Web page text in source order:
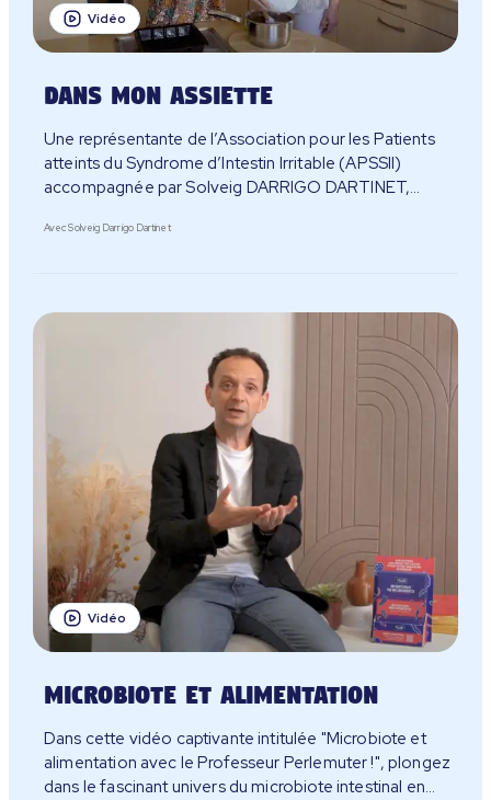
Vidéo
Dans mon assiette
Une représentante de l’Association pour les Patients
atteints du Syndrome d’Intestin Irritable (APSSII)
accompagnée par Solveig DARRIGO DARTINET,
Avec Solveig Darrigo Dartinet
Vidéo
Microbiote et alimentation
Dans cette vidéo captivante intitulée "Microbiote et
alimentation avec le Professeur Perlemuter !", plongez
dans le fascinant univers du microbiote intestinal en